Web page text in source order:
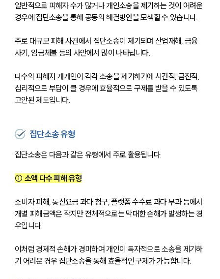
일반적으로 피해자 수가 많거나 개인소송을 제기하는 것이 어려운
경우에 집단소송을 통해 공동의 해결방안을 모색할 수 있습니다.
주로 대규모 피해 사건에서 집단소송이 제기되며 산업재해, 금융
사기, 임금체불 등의 사안에서 많이 나타납니다.
다수의 피해자 개개인이 각각 소송을 제기하기에 시간적, 금전적,
심리적으로 부담이 클 경우에 효율적으로 구제를 받을 수 있도록
고안된 제도입니다.
집단소송 유형
집단소송은 다음과 같은 유형에서 주로 활용됩니다.
① 소액 다수 피해 유형
소비자 피해, 통신요금 과다 청구, 플랫폼 수수료 과다 부과 등에서
개별 피해금액은 작지만 전체적으로는 막대한 손해가 발생하는 경
우입니다.
이처럼 경제적 손해가 경미하여 개인이 독자적으로 소송을 제기하
기 어려운 경우 집단소송을 통해 효율적인 구제가 가능합니다.